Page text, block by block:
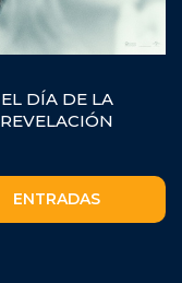
EL DÍA DE LA
REVELACIÓN
ENTRADAS